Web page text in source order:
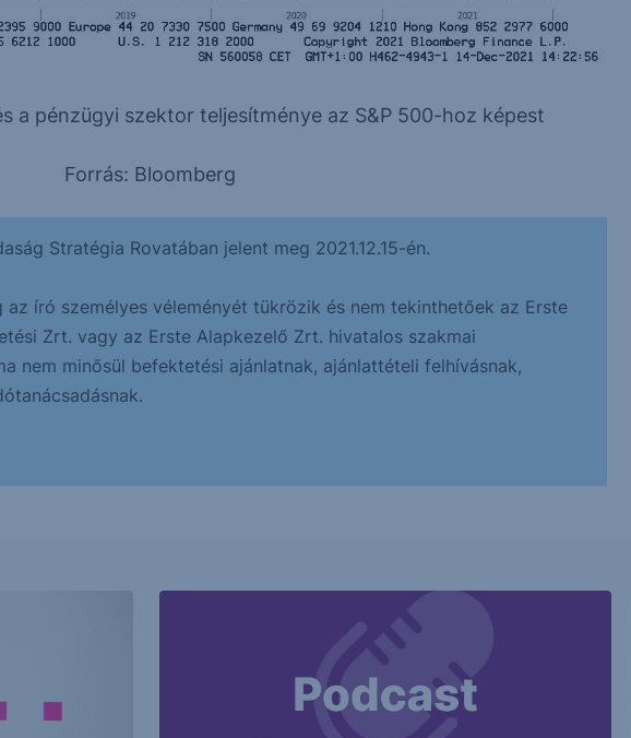
a pénzügyi szektor teljesítménye az S&P 500-hoz képest
Forrás: Bloomberg
Stratégia Rovatában jelent meg 2021.12.15-én.
író személyes véleményét tükrözik és nem tekinthetőek az Erste
Zrt. vagy az Erste Alapkezelő Zrt. hivatalos szakmai
nem minősül befektetési ajánlatnak, ajánlattételi felhívásnak,